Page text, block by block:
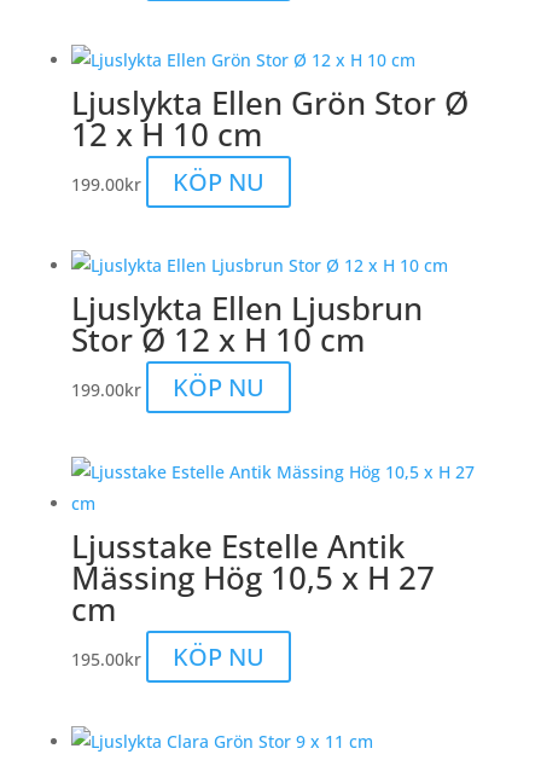
Ljuslykta Ellen Grön Stor Ø
12 x H 10 cm
199.00kr KÖP NU
Ljuslykta Ellen Ljusbrun
Stor Ø 12 x H 10 cm
199.00kr KÖP NU
Ljusstake Estelle Antik
Mässing Hög 10,5 x H 27
cm
195.00kr KÖP NU